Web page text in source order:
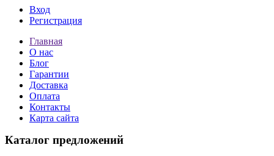
Вход
Регистрация
Главная
О нас
Блог
Гарантии
Доставка
Оплата
Контакты
Карта сайта
Каталог предложений